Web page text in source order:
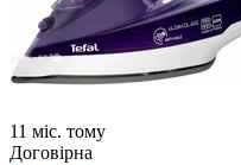
11 міс. тому
Договірна